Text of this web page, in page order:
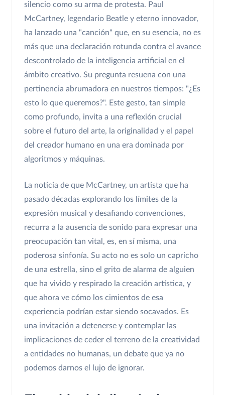
silencio como su arma de protesta. Paul
McCartney, legendario Beatle y eterno innovador,
ha lanzado una "canción" que, en su esencia, no es
más que una declaración rotunda contra el avance
descontrolado de la inteligencia artificial en el
ámbito creativo. Su pregunta resuena con una
pertinencia abrumadora en nuestros tiempos: "¿Es
esto lo que queremos?". Este gesto, tan simple
como profundo, invita a una reflexión crucial
sobre el futuro del arte, la originalidad y el papel
del creador humano en una era dominada por
algoritmos y máquinas.
La noticia de que McCartney, un artista que ha
pasado décadas explorando los límites de la
expresión musical y desafiando convenciones,
recurra a la ausencia de sonido para expresar una
preocupación tan vital, es, en sí misma, una
poderosa sinfonía. Su acto no es solo un capricho
de una estrella, sino el grito de alarma de alguien
que ha vivido y respirado la creación artística, y
que ahora ve cómo los cimientos de esa
experiencia podrían estar siendo socavados. Es
una invitación a detenerse y contemplar las
implicaciones de ceder el terreno de la creatividad
a entidades no humanas, un debate que ya no
podemos darnos el lujo de ignorar.